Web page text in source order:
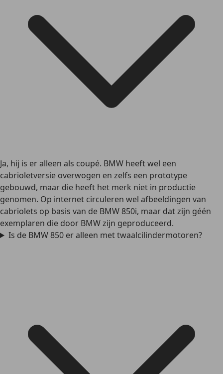
Ja, hij is er alleen als coupé. BMW heeft wel een
cabrioletversie overwogen en zelfs een prototype
gebouwd, maar die heeft het merk niet in productie
genomen. Op internet circuleren wel afbeeldingen van
cabriolets op basis van de BMW 850i, maar dat zijn géén
exemplaren die door BMW zijn geproduceerd.
Is de BMW 850 er alleen met twaalcilindermotoren?